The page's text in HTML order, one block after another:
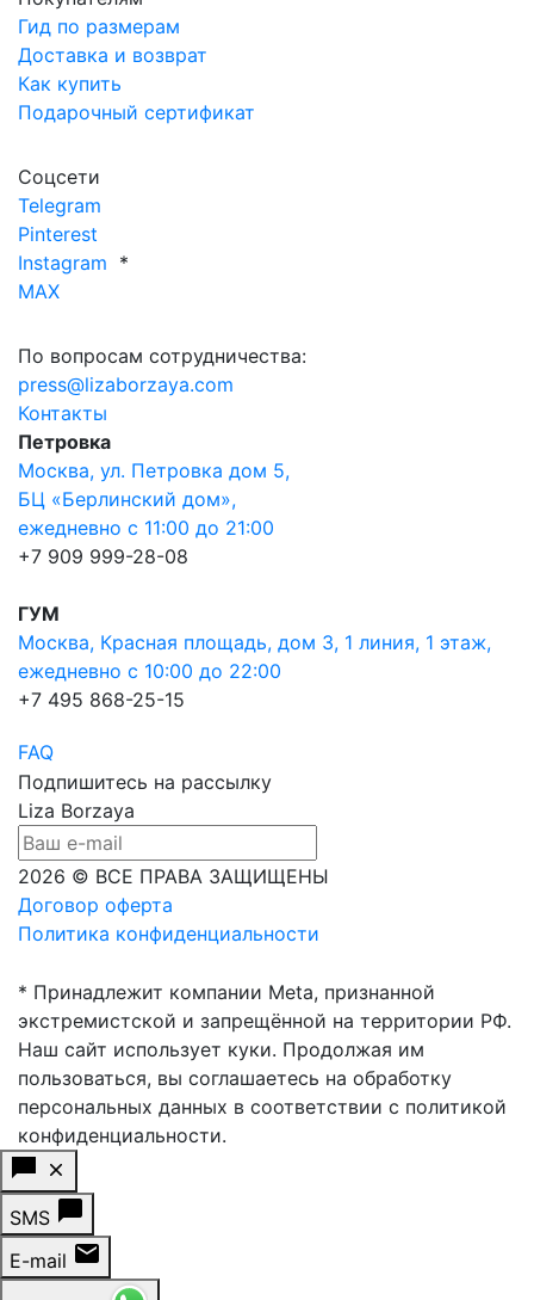
Гид по размерам
Доставка и возврат
Как купить
Подарочный сертификат
Соцсети
Telegram
Pinterest
Instagram *
MAX
По вопросам сотрудничества:
press@lizaborzaya.com
Контакты
Петровка
Москва, ул. Петровка дом 5,
БЦ «Берлинский дом»,
ежедневно с 11:00 до 21:00
+7 909 999-28-08
ГУМ
Москва, Красная площадь, дом 3, 1 линия, 1 этаж,
ежедневно с 10:00 до 22:00
+7 495 868-25-15
FAQ
Подпишитесь на рассылку
Liza Borzaya
2026 © ВСЕ ПРАВА ЗАЩИЩЕНЫ
Договор оферта
Политика конфиденциальности
* Принадлежит компании Meta, признанной
экстремистской и запрещённой на территории РФ.
Наш сайт использует куки. Продолжая им
пользоваться, вы соглашаетесь на обработку
персональных данных в соответствии с политикой
конфиденциальности.
SMS
E-mail